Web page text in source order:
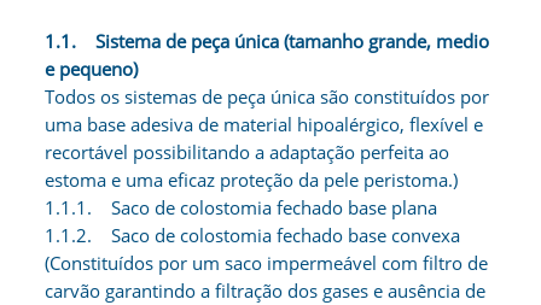
1.1. Sistema de peça única (tamanho grande, medio
e pequeno)
Todos os sistemas de peça única são constituídos por
uma base adesiva de material hipoalérgico, flexível e
recortável possibilitando a adaptação perfeita ao
estoma e uma eficaz proteção da pele peristoma.)
1.1.1. Saco de colostomia fechado base plana
1.1.2. Saco de colostomia fechado base convexa
(Constituídos por um saco impermeável com filtro de
carvão garantindo a filtração dos gases e ausência de